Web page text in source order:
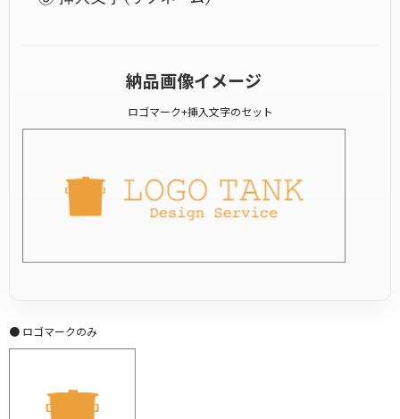
納品画像イメージ
ロゴマーク+挿入文字のセット
● ロゴマークのみ